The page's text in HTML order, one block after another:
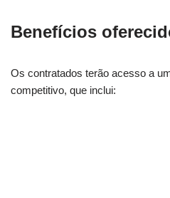
Benefícios
Os contratados terão acesso a
competitivo, que inclui: